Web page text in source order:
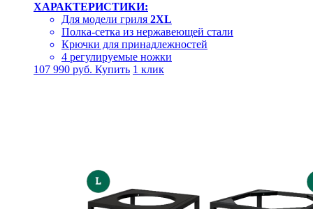
ХАРАКТЕРИСТИКИ:
Для модели гриля 2XL
Полка-сетка из нержавеющей стали
Крючки для принадлежностей
4 регулируемые ножки
107 990 руб. Купить 1 клик